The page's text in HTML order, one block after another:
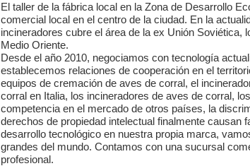
El taller de la fábrica local en la Zona de Desarrollo
comercial local en el centro de la ciudad. En la
incineradores cubre el área de la ex Unión
Medio Oriente.
Desde el año 2010, negociamos con tecnología
establecemos relaciones de cooperación en el
equipos de cremación de aves de corral, el
corral en Italia, los incineradores de aves de corral,
competencia en el mercado de otros países, la
derechos de propiedad intelectual finalmente
desarrollo tecnológico en nuestra propia marca,
grandes del mundo. Contamos con una sucursal
profesional.